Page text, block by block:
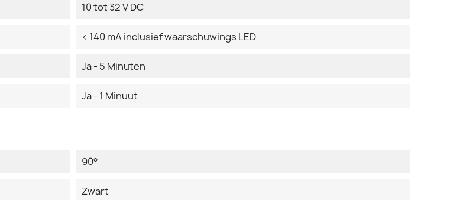
10 tot 32 V DC
< 140 mA inclusief waarschuwings LED
Ja - 5 Minuten
Ja - 1 Minuut
90°
Zwart